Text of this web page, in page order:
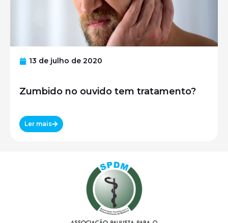
13 de julho de 2020
Zumbido no ouvido tem tratamento?
Ler mais